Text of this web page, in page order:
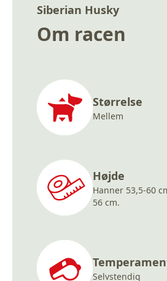
Siberian Husky
Om racen
Størrelse
Mellem
Højde
Hanner 53,5-60
56 cm.
Selvstendig